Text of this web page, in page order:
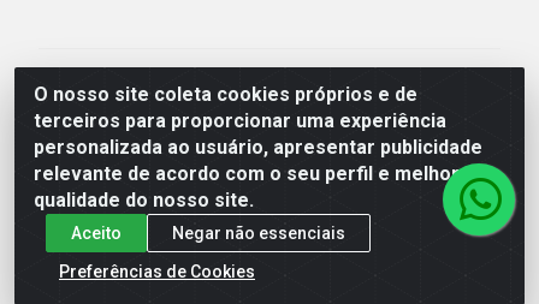
O nosso site coleta cookies próprios e de
terceiros para proporcionar uma experiência
personalizada ao usuário, apresentar publicidade
relevante de acordo com o seu perfil e melhorar a
qualidade do nosso site.
Aceito
Negar não essenciais
Preferências de Cookies
PneuBras - Rodovia BR-101, KM 82 - Prazeres,
Jaboatão dos Guararapes/PE - CEP 54.335-000 - CNPJ
08.678.386/0001-05 - Pneubras Comércio de Pneus
Ltda